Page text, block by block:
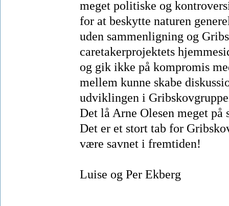
meget politiske og
for at beskytte naturen
uden sammenligning og
caretakerprojektets
og gik ikke på kompromis
mellem kunne skabe
udviklingen i
Det lå Arne Olesen meget
Det er et stort tab for
være savnet i fremtiden!
Luise og Per Ekberg